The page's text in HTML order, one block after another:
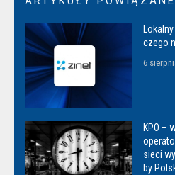
czego
6
KPO –
sieci
by